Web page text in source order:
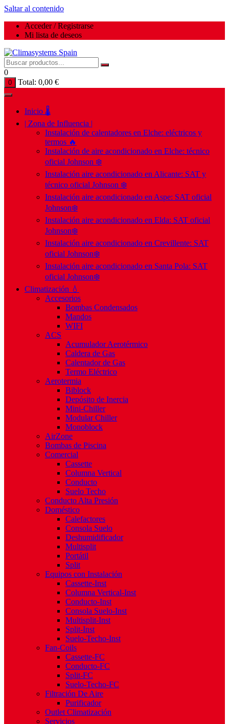
Saltar al contenido
Acceder / Registrarse
Mi lista de deseos
0
0 Total: 0,00 €
Inicio 🌡️
| Zona de Influencia |
Instalación de calentadores en Elche: eléctricos y
termos 🔥
Instalación de aire acondicionado en Elche: técnico
oficial Johnson ❄️
Instalación aire acondicionado en Alicante: SAT y
técnico oficial Johnson ❄️
Instalación aire acondicionado en Aspe: SAT oficial
Johnson❄️
Instalación aire acondicionado en Elda: SAT oficial
Johnson❄️
Instalación aire acondicionado en Crevillente: SAT
oficial Johnson❄️
Instalación aire acondicionado en Santa Pola: SAT
oficial Johnson❄️
Climatización 💧
Accesorios
Bombas Condensados
Mandos
WIFI
ACS
Acumulador Aerotérmico
Caldera de Gas
Calentador de Gas
Termo Eléctrico
Aerotermia
Biblock
Depósito de Inercia
Mini-Chiller
Modular Chiller
Monoblock
AirZone
Bombas de Piscina
Comercial
Cassette
Columna Vertical
Conducto
Suelo Techo
Conducto Alta Presión
Doméstico
Calefactores
Consola Suelo
Deshumidificador
Multisplit
Portátil
Split
Equipos con Instalación
Cassette-Inst
Columna Vertical-Inst
Conducto-Inst
Consola Suelo-Inst
Multisplit-Inst
Split-Inst
Suelo-Techo-Inst
Fan-Coils
Cassette-FC
Conducto-FC
Split-FC
Suelo-Techo-FC
Filtración De Aire
Purificador
Outlet Climatización
Servicios